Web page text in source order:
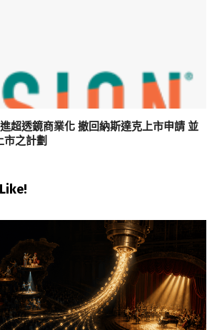
超透鏡商業化 撤回納斯達克上市申請 並
之計劃